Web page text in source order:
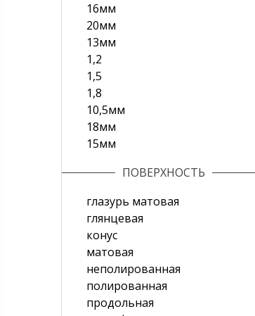
16мм
20мм
13мм
1,2
1,5
1,8
10,5мм
18мм
15мм
ПОВЕРХНОСТЬ
глазурь матовая
глянцевая
конус
матовая
неполированная
полированная
продольная